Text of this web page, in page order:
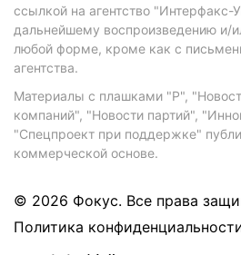
ссылкой на агентство "Интерфакс-
дальнейшему воспроизведению и/
любой форме, кроме как с
агентства.
Материалы с плашками "Р",
компаний", "Новости партий",
"Спецпроект при поддержке"
коммерческой основе.
© 2026 Фокус. Все права
Политика